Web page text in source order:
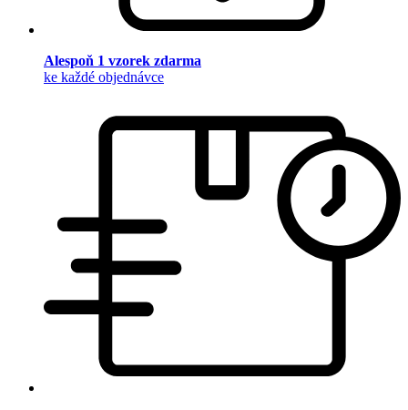
Alespoň 1 vzorek zdarma
ke každé objednávce